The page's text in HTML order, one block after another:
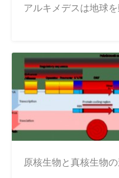
アルキメデスは地球
原核生物と真核生物